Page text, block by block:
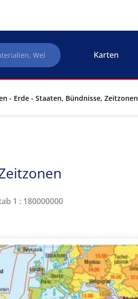
Karten
- Erde - Staaten, Bündnisse, Zeitzonen
1 : 180000000